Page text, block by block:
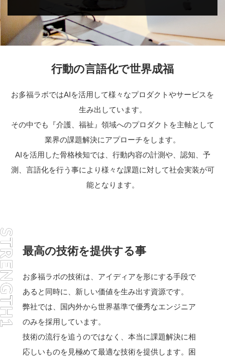
行動の言語化で世界成福
お多福ラボではAIを活用して様々なプロダクトやサービスを
生み出しています。
その中でも『介護、福祉』領域へのプロダクトを主軸として
業界の課題解決にアプローチをします。
AIを活用した骨格検知では、行動内容の計測や、認知、予
測、言語化を行う事により様々な課題に対して社会実装が可
能となります。
最高の技術を提供する事
お多福ラボの技術は、アイディアを形にする手段で
あると同時に、新しい価値を生み出す資源です。
弊社では、国内外から世界基準で優秀なエンジニア
のみを採用しています。
技術の流行を追うのではなく、本当に課題解決に相
応しいものを見極めて最適な技術を提供します。困